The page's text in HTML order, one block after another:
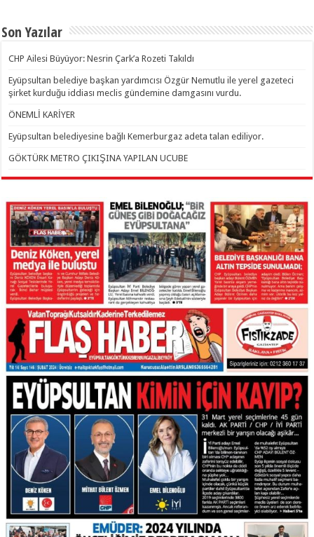
Son Yazılar
CHP Ailesi Büyüyor: Nesrin Çark’a Rozeti Takıldı
Eyüpsultan belediye başkan yardımcısı Özgür Nemutlu ile yerel gazeteci
şirket kurduğu iddiası meclis gündemine damgasını vurdu.
ÖNEMLİ KARİYER
Eyüpsultan belediyesine bağlı Kemerburgaz adeta talan ediliyor.
GÖKTÜRK METRO ÇIKIŞINA YAPILAN UCUBE